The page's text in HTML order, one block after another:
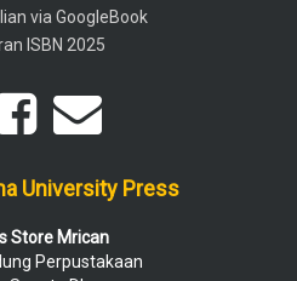
via GoogleBook
ISBN 2025
University Press
Store Mrican
Perpustakaan